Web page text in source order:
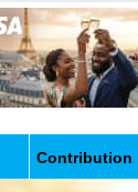
Contribution